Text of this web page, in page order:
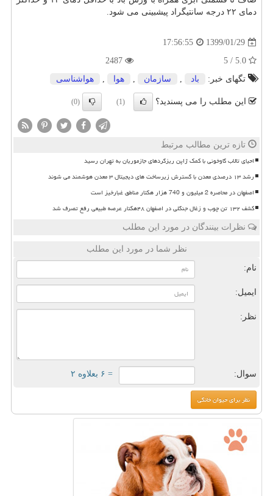
دمای ۲۲ درجه سانتیگراد پیشبینی می شود.
1399/01/29
17:56:55
تگهای خبر:
باد , سازمان , هوا , هواشناسی
این مطلب را می پسندید؟ (1)
(0)
تازه ترین مطالب مرتبط
احیای تالاب گاوخونی با کمک ژاپن ریزگردهای جازموریان به تهران رسید
رشد ۱۳ درصدی معدن با گسترش زیرساخت های دیجیتال ۳ معدن هوشمند می شوند
اصفهان در محاصره 2 میلیون و 740 هزار هکتار مناطق غبارخیز است
کشف ۱۳۲ تن چوب و زغال جنگلی در اصفهان ۴۸هکتار عرصه طبیعی رفع تصرف شد
نظرات بینندگان در مورد این مطلب
نظر شما در مورد این مطلب
نام:
ایمیل:
نظر:
سوال: = ۶ بعلاوه ۲